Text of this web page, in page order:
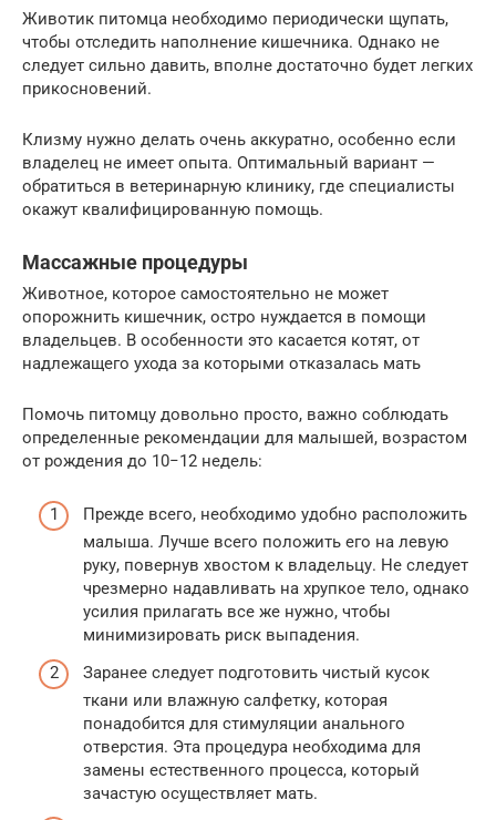
Животик питомца необходимо периодически щупать,
чтобы отследить наполнение кишечника. Однако не
следует сильно давить, вполне достаточно будет легких
прикосновений.
Клизму нужно делать очень аккуратно, особенно если
владелец не имеет опыта. Оптимальный вариант —
обратиться в ветеринарную клинику, где специалисты
окажут квалифицированную помощь.
Массажные процедуры
Животное, которое самостоятельно не может
опорожнить кишечник, остро нуждается в помощи
владельцев. В особенности это касается котят, от
надлежащего ухода за которыми отказалась мать
Помочь питомцу довольно просто, важно соблюдать
определенные рекомендации для малышей, возрастом
от рождения до 10−12 недель:
Прежде всего, необходимо удобно расположить
малыша. Лучше всего положить его на левую
руку, повернув хвостом к владельцу. Не следует
чрезмерно надавливать на хрупкое тело, однако
усилия прилагать все же нужно, чтобы
минимизировать риск выпадения.
Заранее следует подготовить чистый кусок
ткани или влажную салфетку, которая
понадобится для стимуляции анального
отверстия. Эта процедура необходима для
замены естественного процесса, который
зачастую осуществляет мать.